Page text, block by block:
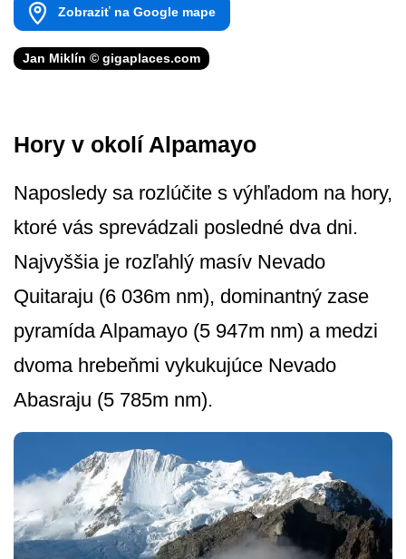
Zobraziť na Google mape
Jan Miklín © gigaplaces.com
Hory v okolí Alpamayo
Naposledy sa rozlúčite s výhľadom na hory,
ktoré vás sprevádzali posledné dva dni.
Najvyššia je rozľahlý masív Nevado
Quitaraju (6 036m nm), dominantný zase
pyramída Alpamayo (5 947m nm) a medzi
dvoma hrebeňmi vykukujúce Nevado
Abasraju (5 785m nm).